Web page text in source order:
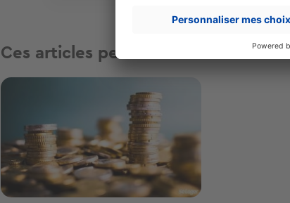
Ces articles peuvent vous intéresser
Image